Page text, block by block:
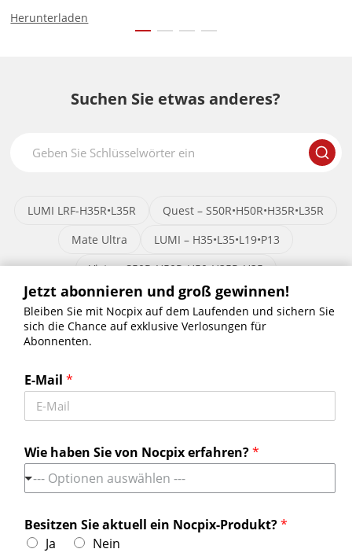
Herunterladen
Suchen Sie etwas anderes?
LUMI LRF-H35R•L35R
Quest – S50R•H50R•H35R•L35R
Mate Ultra
LUMI – H35•L35•L19•P13
Vista – S50R•H50R•H50•H35R•H35
Bleiben Sie mit Nocpix auf dem Laufenden und sichern Sie sich die
Chance auf exklusive Verlosungen für Abonnenten.
Erhalten Sie die neuesten Nachrichten
Kontaktieren Sie uns
Tel: +49 800 1806627
Email:
info.de@nocpix.com
Jetzt abonnieren und groß gewinnen!
Bleiben Sie mit Nocpix auf dem Laufenden und sichern Sie
sich die Chance auf exklusive Verlosungen für
Abonnenten.
E-Mail *
Wie haben Sie von Nocpix erfahren?*
--- Optionen auswählen ---
Besitzen Sie aktuell ein Nocpix-Produkt?*
Ja
Nein